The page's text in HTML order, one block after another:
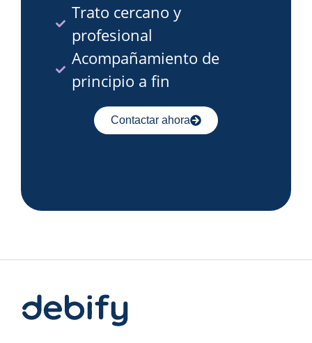
Trato cercano y
profesional
Acompañamiento de
principio a fin
Contactar ahora